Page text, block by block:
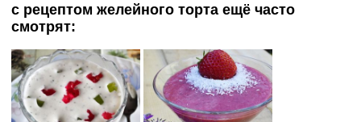
с рецептом желейного торта ещё часто
смотрят: